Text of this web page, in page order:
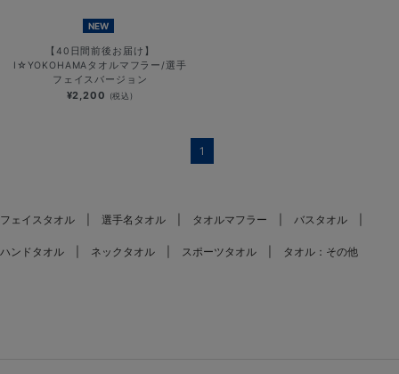
NEW
【40日間前後お届け】
I☆YOKOHAMAタオルマフラー/選手
フェイスバージョン
¥2,200 (税込)
1
フェイスタオル 選手名タオル タオルマフラー バスタオル
ハンドタオル ネックタオル スポーツタオル タオル：その他